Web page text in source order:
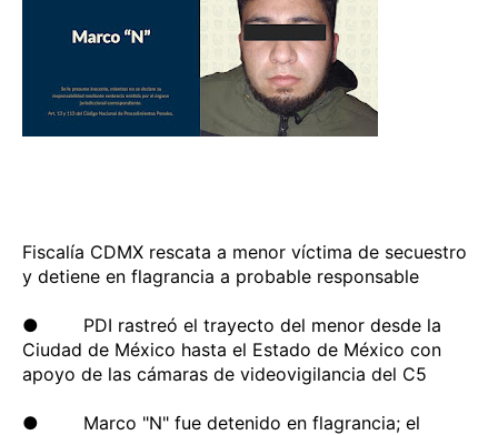
Fiscalía CDMX rescata a menor víctima de secuestro
y detiene en flagrancia a probable responsable
● PDI rastreó el trayecto del menor desde la
Ciudad de México hasta el Estado de México con
apoyo de las cámaras de videovigilancia del C5
● Marco "N" fue detenido en flagrancia; el